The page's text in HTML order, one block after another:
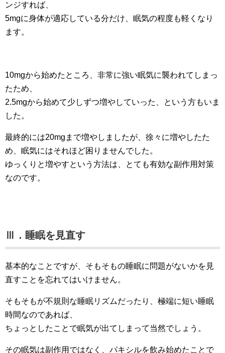
ンジすれば、
5mgに身体が適応している分だけ、眠気の程度も軽くなり
ます。
10mgから始めたところ、非常に強い眠気に襲われてしまっ
たため、
2.5mgから始めて少しずつ増やしていった、という方もいま
した。
最終的には20mgまで増やしましたが、徐々に増やしたた
め、眠気にはそれほど困りませんでした。
ゆっくりと増やすという方法は、とても有効な副作用対策
なのです。
Ⅲ．睡眠を見直す
基本的なことですが、そもそもの睡眠に問題がないかを見
直すことを忘れてはいけません。
そもそもが不規則な睡眠リズムだったり、極端に短い睡眠
時間なのであれば、
ちょっとしたことで眠気が出てしまって当然でしょう。
その眠気は副作用ではなく、パキシルを飲み始めたことで